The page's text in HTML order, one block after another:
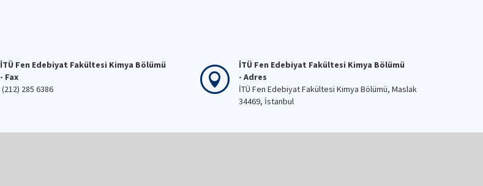
İTÜ Fen Edebiyat Fakültesi Kimya Bölümü
- Fax
(212) 285 6386
İTÜ Fen Edebiyat Fakültesi Kimya Bölümü
- Adres
İTÜ Fen Edebiyat Fakültesi Kimya Bölümü, Maslak
34469, İstanbul